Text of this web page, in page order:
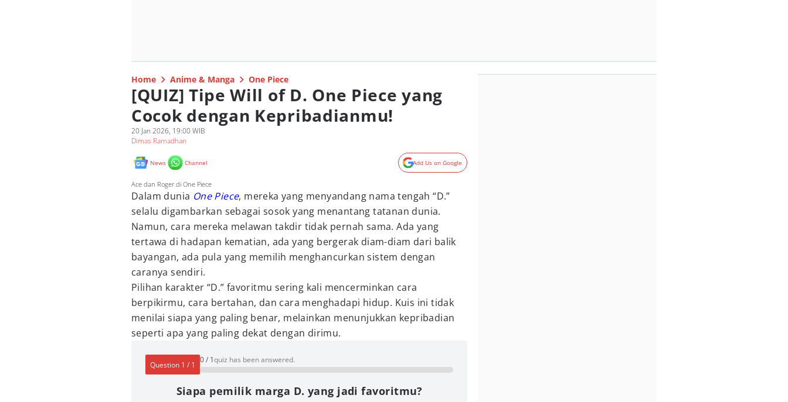
Home Anime & Manga One Piece
[QUIZ] Tipe Will of D. One Piece yang
Cocok dengan Kepribadianmu!
20 Jan 2026, 19:00 WIB
Dimas Ramadhan
News Channel Add Us on Google
Ace dan Roger di One Piece
Dalam dunia One Piece, mereka yang menyandang nama tengah “D.”
selalu digambarkan sebagai sosok yang menantang tatanan dunia.
Namun, cara mereka melawan takdir tidak pernah sama. Ada yang
tertawa di hadapan kematian, ada yang bergerak diam-diam dari balik
bayangan, ada pula yang memilih menghancurkan sistem dengan
caranya sendiri.
Pilihan karakter “D.” favoritmu sering kali mencerminkan cara
berpikirmu, cara bertahan, dan cara menghadapi hidup. Kuis ini tidak
menilai siapa yang paling benar, melainkan menunjukkan kepribadian
seperti apa yang paling dekat dengan dirimu.
Question 1 / 1
0/ 1quiz has been answered.
Siapa pemilik marga D. yang jadi favoritmu?